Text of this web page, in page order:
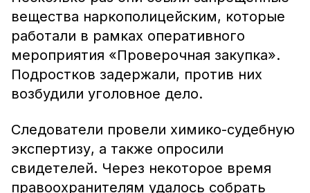
вещества наркополицейским, которые
работали в рамках оперативного
мероприятия «Проверочная закупка».
Подростков задержали, против них
возбудили уголовное дело.
Следователи провели химико-судебную
экспертизу, а также опросили
свидетелей. Через некоторое время
правоохранителям удалось собрать